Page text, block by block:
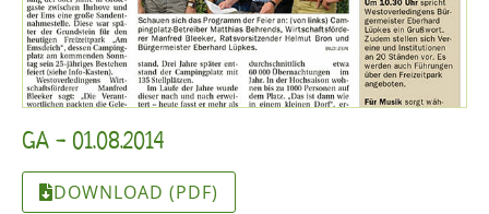
GA - 01.08.2014
DOWNLOAD (PDF)